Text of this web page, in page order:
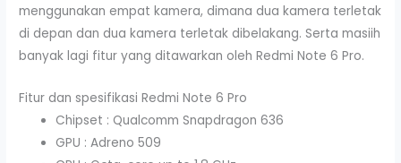
menggunakan empat kamera, dimana dua kamera terletak
di depan dan dua kamera terletak dibelakang. Serta masiih
banyak lagi fitur yang ditawarkan oleh Redmi Note 6 Pro.
Fitur dan spesifikasi Redmi Note 6 Pro
Chipset : Qualcomm Snapdragon 636
GPU : Adreno 509